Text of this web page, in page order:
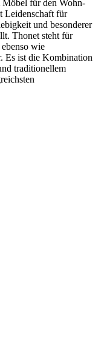
Möbel für den Wohn-
Leidenschaft für
und besonderer
Thonet steht für
wie
Es ist die Kombination
traditionellem